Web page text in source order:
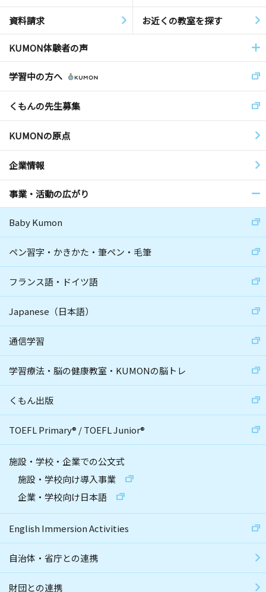
資料請求 お近くの教室を探す
KUMON体験者の声
学習中の方へ
くもんの先生募集
KUMONの原点
企業情報
事業・活動の広がり
Baby Kumon
ペン習字・かきかた・筆ペン・毛筆
フランス語・ドイツ語
Japanese（日本語）
通信学習
学習療法・脳の健康教室・KUMONの脳トレ
くもん出版
TOEFL Primary® /TOEFL Junior®
施設・学校・企業での公文式
施設・学校向け導入事業
企業・学校向け日本語
English Immersion Activities
自治体・省庁との連携
財団との連携